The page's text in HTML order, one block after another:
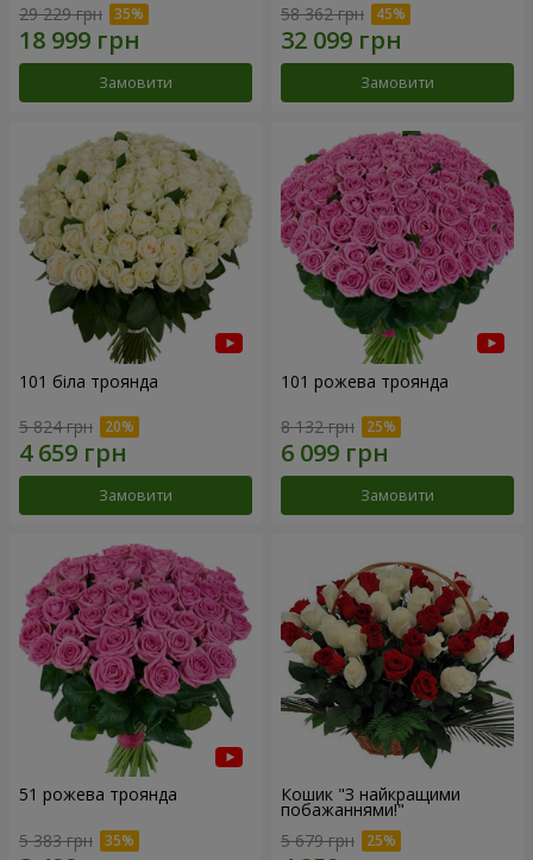
29 229 грн
Замовити
58 362 грн
Замовити
101 біла троянда
5 824 грн
Замовити
101 рожева троянда
8 132 грн
Замовити
51 рожева троянда
5 383 грн
Кошик "З найкращими
побажаннями!"
5 679 грн